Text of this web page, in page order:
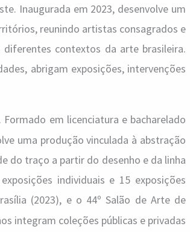
Inaugurada em 2023, desenvolve um
reunindo artistas consagrados e
contextos da arte brasileira.
abrigam exposições, intervenções
em licenciatura e bacharelado
uma produção vinculada à abstração
do traço a partir do desenho e da linha
individuais e 15 exposições
(2023), e o 44º Salão de Arte de
integram coleções públicas e privadas